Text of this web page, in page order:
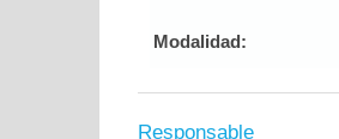
Modalidad:
Responsable